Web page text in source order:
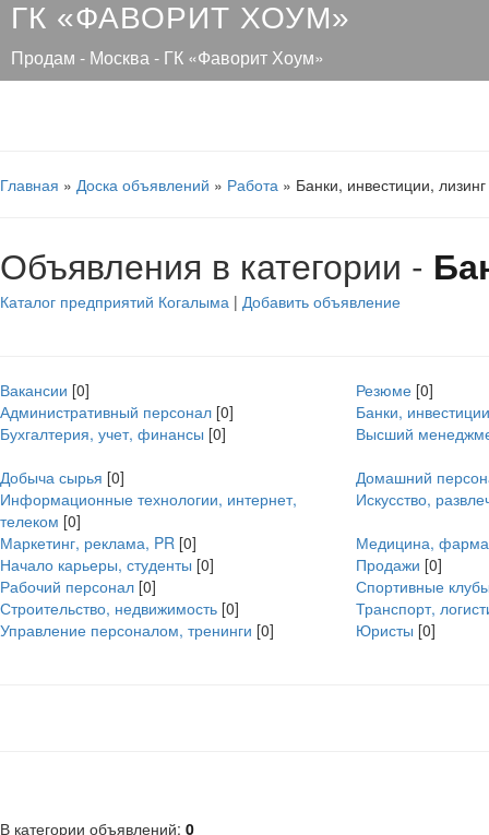
ГК «ФАВОРИТ ХОУМ»
Продам - Москва - ГК «Фаворит Хоум»
Главная » Доска объявлений » Работа » Банки, инвестиции,
Объявления в категории -
Каталог предприятий Когалыма | Добавить объявление
Вакансии [0] Резюме [0]
Административный персонал [0]
Банки,
Бухгалтерия, учет, финансы [0]
Высший
Добыча сырья [0]
Домашний
Информационные технологии, интернет,
телеком [0]
Искусство,
Маркетинг, реклама, PR [0]
Медицина,
Начало карьеры, студенты [0] Продажи [0]
Рабочий персонал [0]
Спортивные
Строительство, недвижимость [0]
Транспорт,
Управление персоналом, тренинги [0] Юристы [0]
В категории объявлений: 0